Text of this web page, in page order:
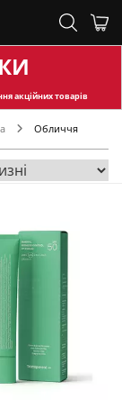
акційних товарів
Обличчя